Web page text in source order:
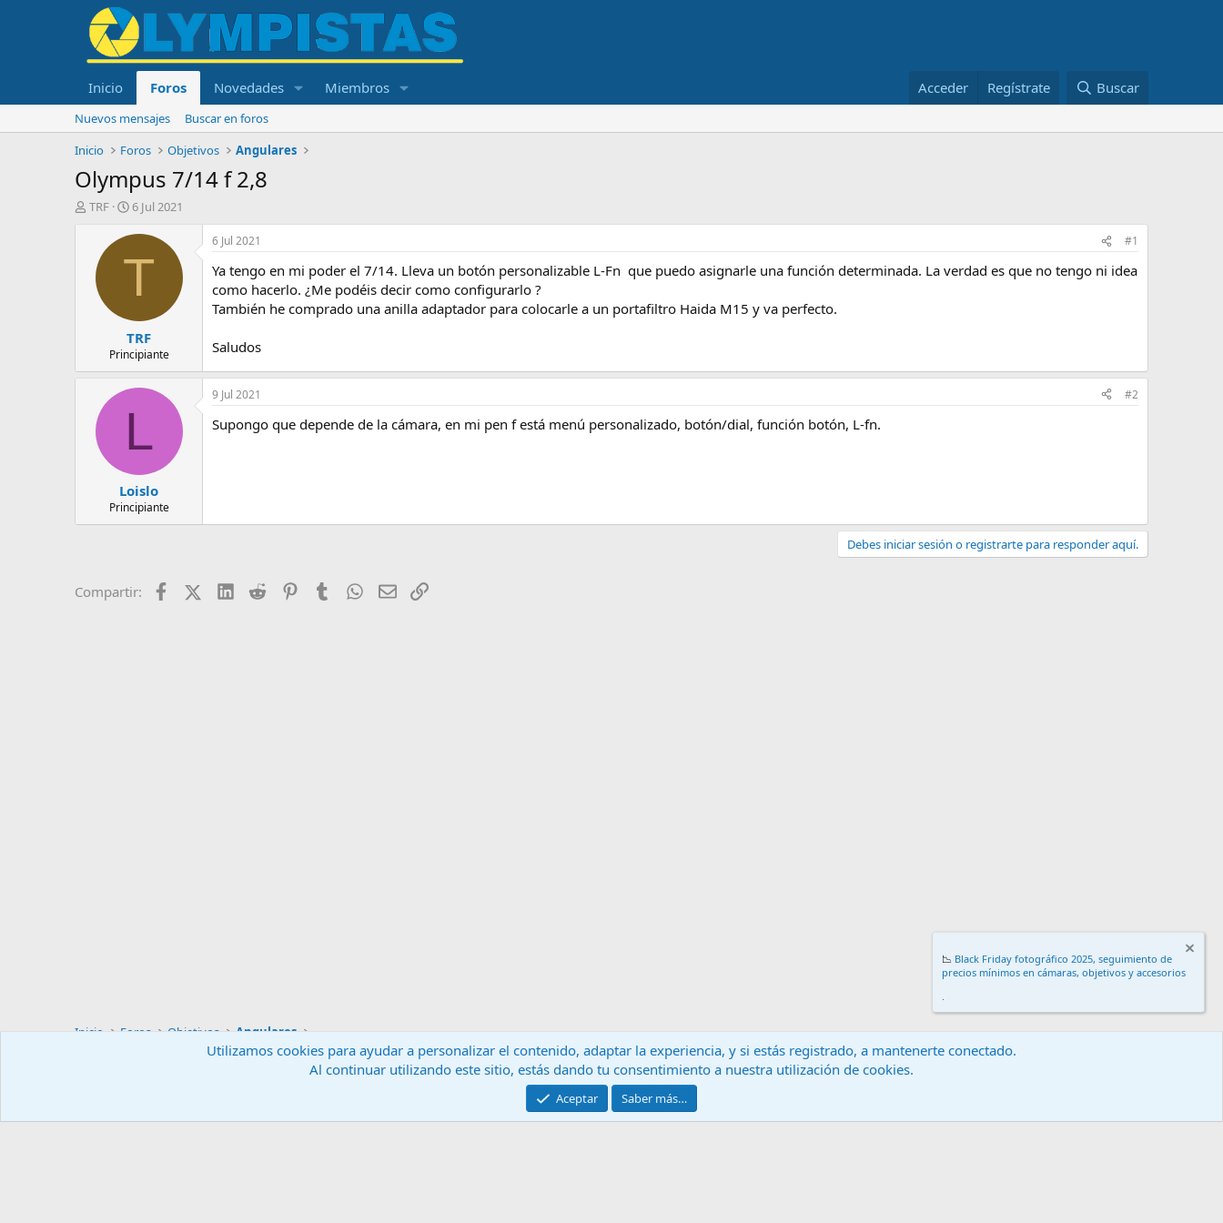
Inicio Foros Novedades Miembros Acceder Regístrate Buscar
Nuevos mensajes
Buscar en foros
Inicio
Foros Objetivos Angulares
Olympus 7/14 f 2,8
I
e
m
TRF
F
c
i
n
i
c
i
6 Jul 2021
T
TRF
Principiante
6 Jul 2021 #1
Ya tengo en mi poder el 7/14. Lleva un botón personalizable L-Fn que puedo asignarle una función determinada. La verdad es que no tengo ni idea
como hacerlo. ¿Me podéis decir como configurarlo ?
También he comprado una anilla adaptador para colocarle a un portafiltro Haida M15 y va perfecto.
Saludos
L
Loislo
Principiante
9 Jul 2021 #2
Supongo que depende de la cámara, en mi pen f está menú personalizado, botón/dial, función botón, L-fn.
Debes iniciar sesión o registrarte para responder aquí.
Compartir: FacebookX (Twitter)
LinkedIn
Reddit PinterestTumblrWhatsApp
EmailEnlace
Inicio Foros Objetivos Angulares
Contáctanos Términos y reglas
Community platform by XenForo® © 2010-2024 XenForo Ltd.
📉 Black Friday fotográfico 2025, seguimiento de
precios mínimos en cámaras, objetivos y accesorios
.
Utilizamos cookies para ayudar a personalizar el contenido, adaptar la experiencia, y si estás registrado, a mantenerte conectado.
Al continuar utilizando este sitio, estás dando tu consentimiento a nuestra utilización de cookies.
Aceptar Saber más…